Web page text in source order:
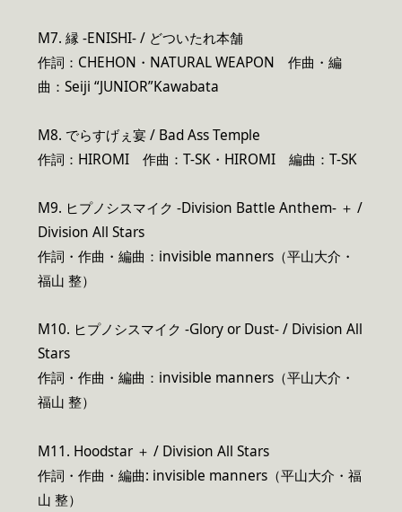
M7. 縁 -ENISHI- / どついたれ本舗
作詞：CHEHON・NATURAL WEAPON 作曲・編
曲：Seiji “JUNIOR”Kawabata
M8. でらすげぇ宴 / Bad Ass Temple
作詞：HIROMI 作曲：T-SK・HIROMI 編曲：T-SK
M9. ヒプノシスマイク -Division Battle Anthem- ＋ /
Division All Stars
作詞・作曲・編曲：invisible manners（平山大介・
福山 整）
M10. ヒプノシスマイク -Glory or Dust- / Division All
Stars
作詞・作曲・編曲：invisible manners（平山大介・
福山 整）
M11. Hoodstar ＋ / Division All Stars
作詞・作曲・編曲: invisible manners（平山大介・福
山 整）